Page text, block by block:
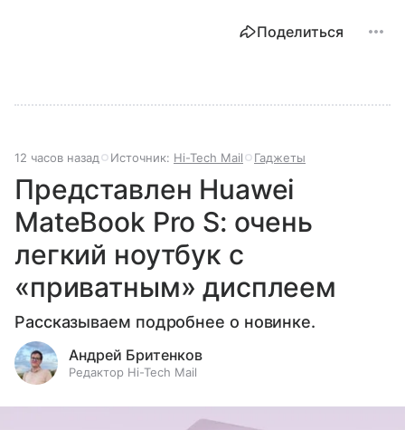
Поделиться
12 часов назад Источник: Hi-Tech Mail Гаджеты
Представлен Huawei
MateBook Pro S: очень
легкий ноутбук с
«приватным» дисплеем
Рассказываем подробнее о новинке.
Андрей Бритенков
Редактор Hi-Tech Mail